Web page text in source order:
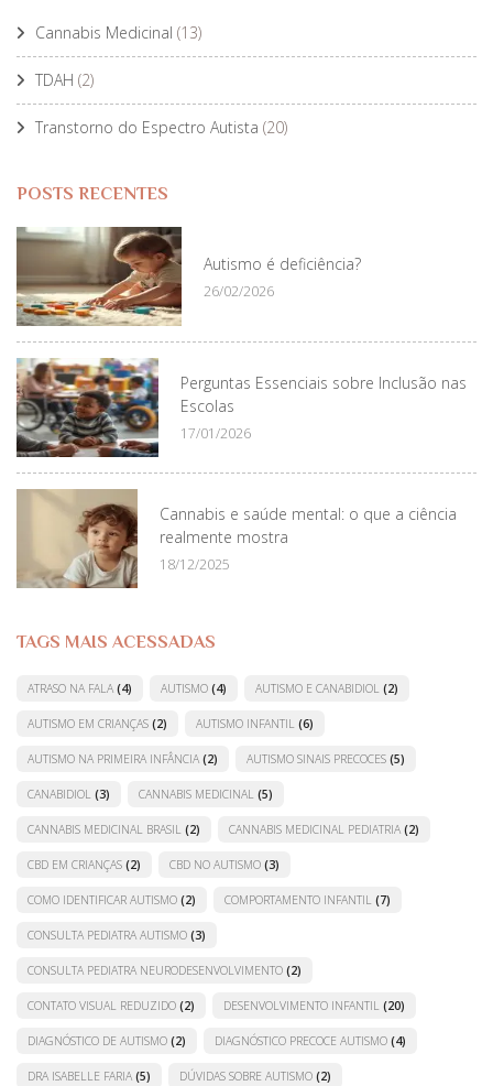
Cannabis Medicinal (13)
TDAH (2)
Transtorno do Espectro Autista (20)
POSTS RECENTES
Autismo é deficiência?
26/02/2026
Perguntas Essenciais sobre Inclusão nas
Escolas
17/01/2026
Cannabis e saúde mental: o que a ciência
realmente mostra
18/12/2025
TAGS MAIS ACESSADAS
ATRASO NA FALA (4) AUTISMO (4) AUTISMO E CANABIDIOL (2)
AUTISMO EM CRIANÇAS (2) AUTISMO INFANTIL (6)
AUTISMO NA PRIMEIRA INFÂNCIA (2) AUTISMO SINAIS PRECOCES (5)
CANABIDIOL (3) CANNABIS MEDICINAL (5)
CANNABIS MEDICINAL BRASIL (2) CANNABIS MEDICINAL PEDIATRIA (2)
CBD EM CRIANÇAS (2) CBD NO AUTISMO (3)
COMO IDENTIFICAR AUTISMO (2) COMPORTAMENTO INFANTIL (7)
CONSULTA PEDIATRA AUTISMO (3)
CONSULTA PEDIATRA NEURODESENVOLVIMENTO (2)
CONTATO VISUAL REDUZIDO (2) DESENVOLVIMENTO INFANTIL (20)
DIAGNÓSTICO DE AUTISMO (2) DIAGNÓSTICO PRECOCE AUTISMO (4)
DRA ISABELLE FARIA (5) DÚVIDAS SOBRE AUTISMO (2)